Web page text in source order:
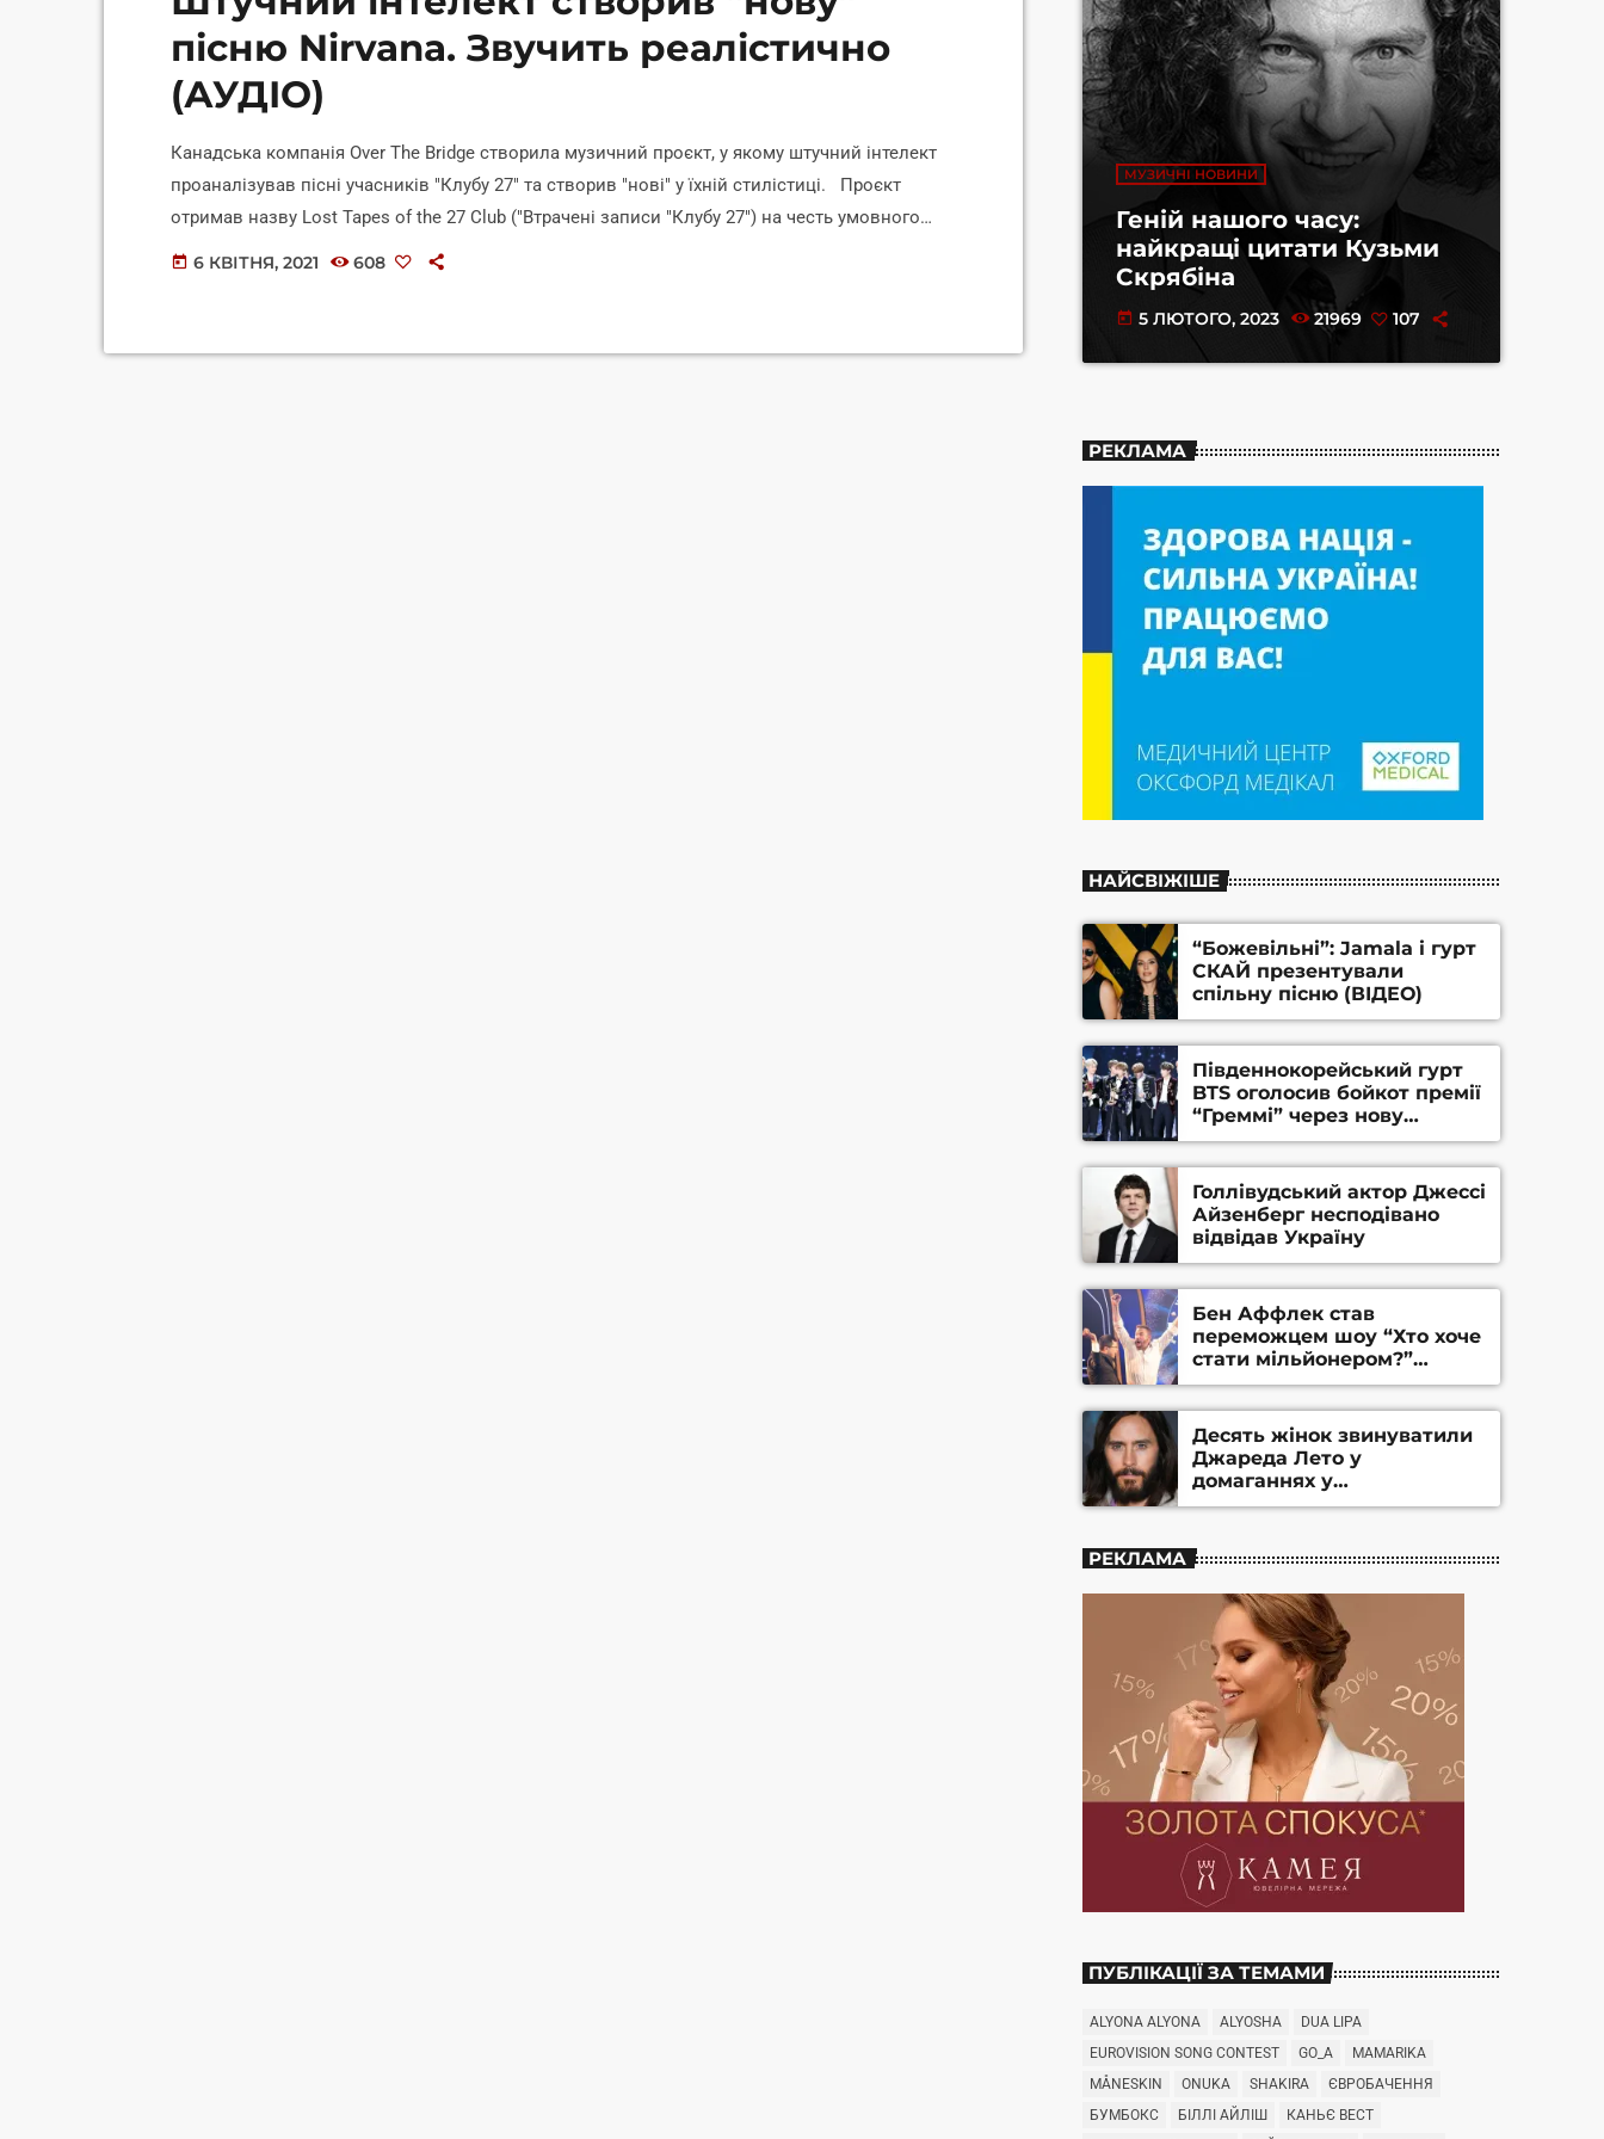
пісню Nirvana. Звучить реалістично
(АУДІО)
Канадська компанія Over The Bridge створила музичний проєкт, у якому штучний інтелект
проаналізував пісні учасників "Клубу 27" та створив "нові" у їхній стилістиці. Проєкт
отримав назву Lost Tapes of the 27 Club ("Втрачені записи "Клубу 27") на честь умовного
"Клубу 27", до якого входять музиканти, що за трагічних обставин — через психологічні або
today 6 КВІТНЯ, 2021 608
МУЗИЧНІ НОВИНИ
Геній нашого часу:
найкращі цитати Кузьми
Скрябіна
today 5 ЛЮТОГО, 2023 21969 107
РЕКЛАМА
НАЙСВІЖІШЕ
“Божевільні”: Jamala і гурт
СКАЙ презентували
спільну пісню (ВІДЕО)
Південнокорейський гурт
BTS оголосив бойкот премії
“Греммі” через нову
номінацію
Голлівудський актор Джессі
Айзенберг несподівано
відвідав Україну
Бен Аффлек став
переможцем шоу “Хто хоче
стати мільйонером?”
(ВІДЕО)
Десять жінок звинуватили
Джареда Лето у
домаганнях у
документальному фільмі
РЕКЛАМА
ПУБЛІКАЦІЇ ЗА ТЕМАМИ
ALYONA ALYONA ALYOSHA
DUA LIPA
EUROVISION SONG CONTEST
GO_A
MAMARIKA
MÅNESKIN
ONUKA SHAKIRA
ЄВРОБАЧЕННЯ
БУМБОКС
БІЛЛІ АЙЛІШ
КАНЬЄ ВЕСТ